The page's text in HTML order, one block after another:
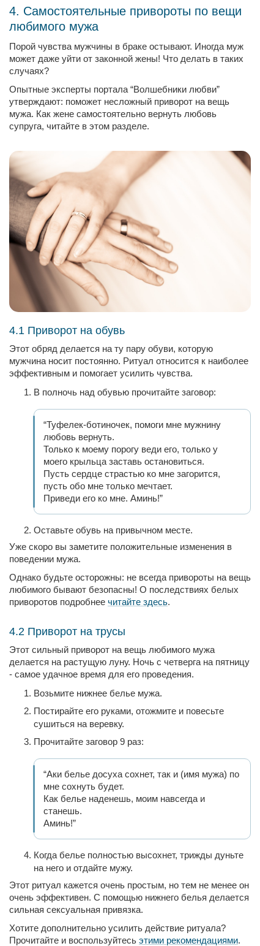
4. Самостоятельные привороты по вещи
любимого мужа
Порой чувства мужчины в браке остывают. Иногда муж
может даже уйти от законной жены! Что делать в таких
случаях?
Опытные эксперты портала “Волшебники любви”
утверждают: поможет несложный приворот на вещь
мужа. Как жене самостоятельно вернуть любовь
супруга, читайте в этом разделе.
4.1 Приворот на обувь
Этот обряд делается на ту пару обуви, которую
мужчина носит постоянно. Ритуал относится к наиболее
эффективным и помогает усилить чувства.
В полночь над обувью прочитайте заговор:
“Туфелек-ботиночек, помоги мне мужнину
любовь вернуть.
Только к моему порогу веди его, только у
моего крыльца заставь остановиться.
Пусть сердце страстью ко мне загорится,
пусть обо мне только мечтает.
Приведи его ко мне. Аминь!”
Оставьте обувь на привычном месте.
Уже скоро вы заметите положительные изменения в
поведении мужа.
Однако будьте осторожны: не всегда привороты на вещь
любимого бывают безопасны! О последствиях белых
приворотов подробнее читайте здесь.
4.2 Приворот на трусы
Этот сильный приворот на вещь любимого мужа
делается на растущую луну. Ночь с четверга на пятницу
- самое удачное время для его проведения.
Возьмите нижнее белье мужа.
Постирайте его руками, отожмите и повесьте
сушиться на веревку.
Прочитайте заговор 9 раз:
“Аки белье досуха сохнет, так и (имя мужа) по
мне сохнуть будет.
Как белье наденешь, моим навсегда и
станешь.
Аминь!”
Когда белье полностью высохнет, трижды дуньте
на него и отдайте мужу.
Этот ритуал кажется очень простым, но тем не менее он
очень эффективен. С помощью нижнего белья делается
сильная сексуальная привязка.
Хотите дополнительно усилить действие ритуала?
Прочитайте и воспользуйтесь этими рекомендациями.